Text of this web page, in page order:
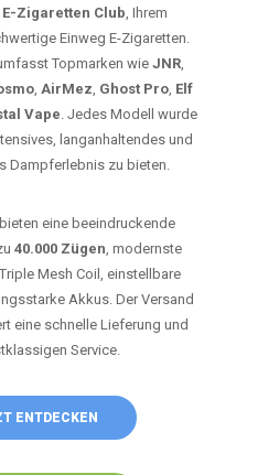
E-Zigaretten Club, Ihrem
Einweg E-Zigaretten.
Topmarken wie JNR,
, AirMez, Ghost Pro, Elf
Vape. Jedes Modell wurde
langanhaltendes und
Dampferlebnis zu bieten.
eine beeindruckende
40.000 Zügen, modernste
Mesh Coil, einstellbare
Akkus. Der Versand
eine schnelle Lieferung und
Service.
ENTDECKEN